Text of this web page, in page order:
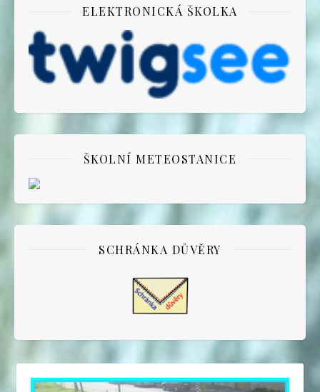
ELEKTRONICKÁ ŠKOLKA
ŠKOLNÍ METEOSTANICE
SCHRÁNKA DŮVĚRY